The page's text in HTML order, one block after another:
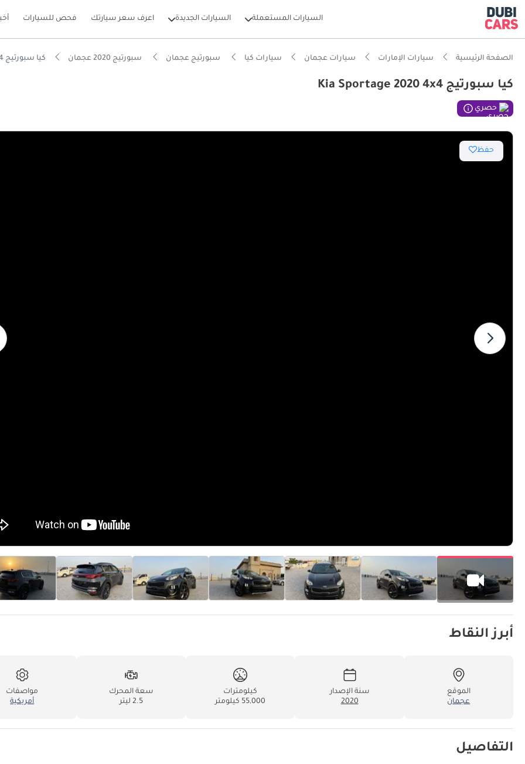
السيارات المستعملة السيارات الجديدة اعرف سعر سيارتك فحص للسيارات
الصفحة الرئيسية سيارات الإمارات سيارات عجمان سيارات كيا سبورتيج عجمان سبورتيج 2020 عجمان كيا سبورتيج Kia Sportage 2020 4x4
كيا سبورتيج Kia Sportage 2020 4x4
حصري
حفظ
أبرز النقاط
الموقع
عجمان
سنة الإصدار
2020
كيلومترات
55,000 كيلومتر
سعة المحرك
2.5 ليتر
مواصفات
أمريكية
التفاصيل